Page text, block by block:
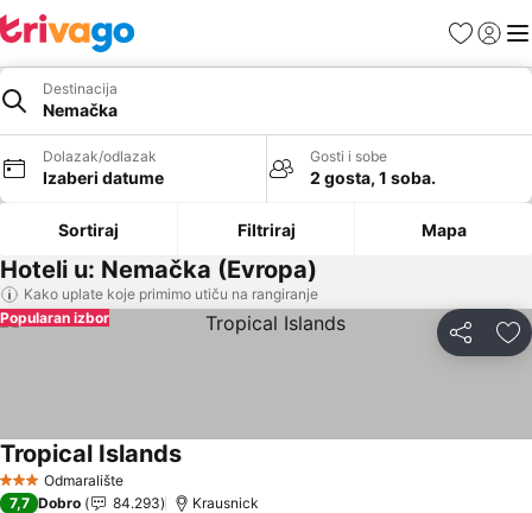
FavoritiPrijavi
Destinacija
Nemačka
Dolazak/odlazak
Izaberi datume
Gosti i sobe
2 gosta, 1 soba.
Sortiraj Filtriraj Mapa
Hoteli u: Nemačka (Evropa)
Kako uplate koje primimo utiču na rangiranje
Deli
Popularan izbor
3 ZvezdiceOdmaralište
Tropical IslandsPogledaj cene
7,7 Dobro 84.293 Krausnick